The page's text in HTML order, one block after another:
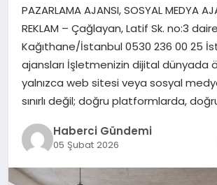
MAGAZIN
EĞITIM
SAĞLIK
TEKNOLOJI
PAZARLAMA AJANSI, SOSYAL MEDYA
REKLAM – Çağlayan, Latif Sk. no:3
Kağıthane/İstanbul 0530 236 00 25
ajansları İşletmenizin dijital dünyada
yalnızca web sitesi veya sosyal
sınırlı değil; doğru platformlarda,
Haberci Gündemi
05 Şubat 2026